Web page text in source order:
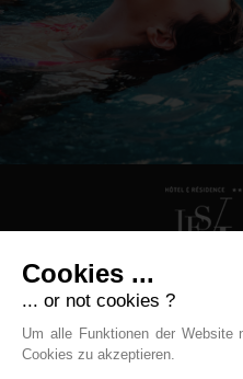
Hôtel
31 Rue Paul
Cookies ...
... or not cookies ?
Um alle Funktionen der Website
Cookies zu akzeptieren.